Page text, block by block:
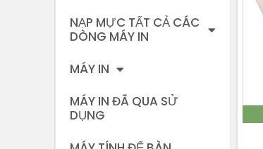
NẠP MỰC TẤT CẢ CÁC
DÒNG MÁY IN
MÁY IN
MÁY IN ĐÃ QUA SỬ
DỤNG